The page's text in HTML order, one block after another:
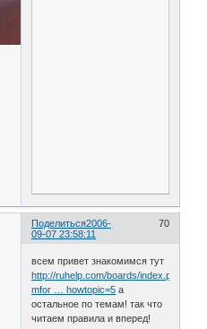
Поделиться 70
2006-
09-07 23:58:11
всем привет знакомимся тут
http://ruhelp.com/boards/index.php?
mfor … howtopic=5 а
остальное по темам! так что
читаем правила и вперед!